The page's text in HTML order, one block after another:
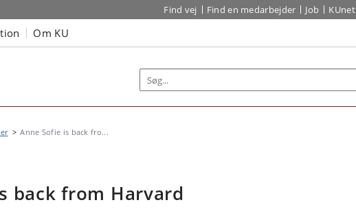
Find vej Find en medarbejder Job KUnet
Om KU
Anne Sofie is back fro...
back from Harvard